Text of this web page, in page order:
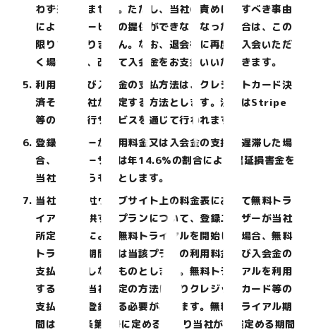
わず返金しません。ただし、当社の責めに帰すべき事由
により本サービスの提供ができなくなった場合は、この
限りではありません。なお、退会後に再度ご入会いただ
く場合には、改めて入会金をお支払いいただきます。
利用料金及び入会金の支払方法は、クレジットカード決
済その他当社が指定する方法とします。決済はStripe
等の決済代行サービスを通じて行われます。
登録ユーザーが利用料金又は入会金の支払を遅滞した場
合、登録ユーザーは年14.6％の割合による遅延損害金を
当社に支払うものとします。
当社は、当社ウェブサイト上の料金表において無料トラ
イアルを提供するプランについて、登録ユーザーが当社
所定の方法により無料トライアルを開始した場合、無料
トライアル期間中は当該プランの利用料金及び入会金の
支払いを要しないものとします。無料トライアルを利用
するには、当社所定の方法によりクレジットカード等の
支払情報を登録する必要があります。無料トライアル期
間は、第2条第9号に定めるとおり当社が別途定める期間